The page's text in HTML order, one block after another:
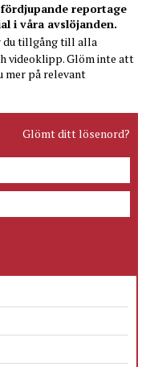
reportage
i våra avslöjanden.
du tillgång till alla
videoklipp. Glöm inte att
mer på relevant
Glömt ditt lösenord?